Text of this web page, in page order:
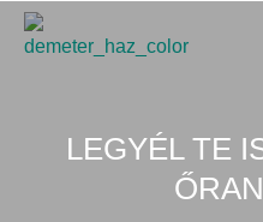
LEGYÉL TE